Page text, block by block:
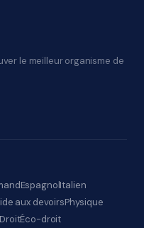
le meilleur organisme de
EspagnolItalien
aux devoirsPhysique
DroitÉco-droit